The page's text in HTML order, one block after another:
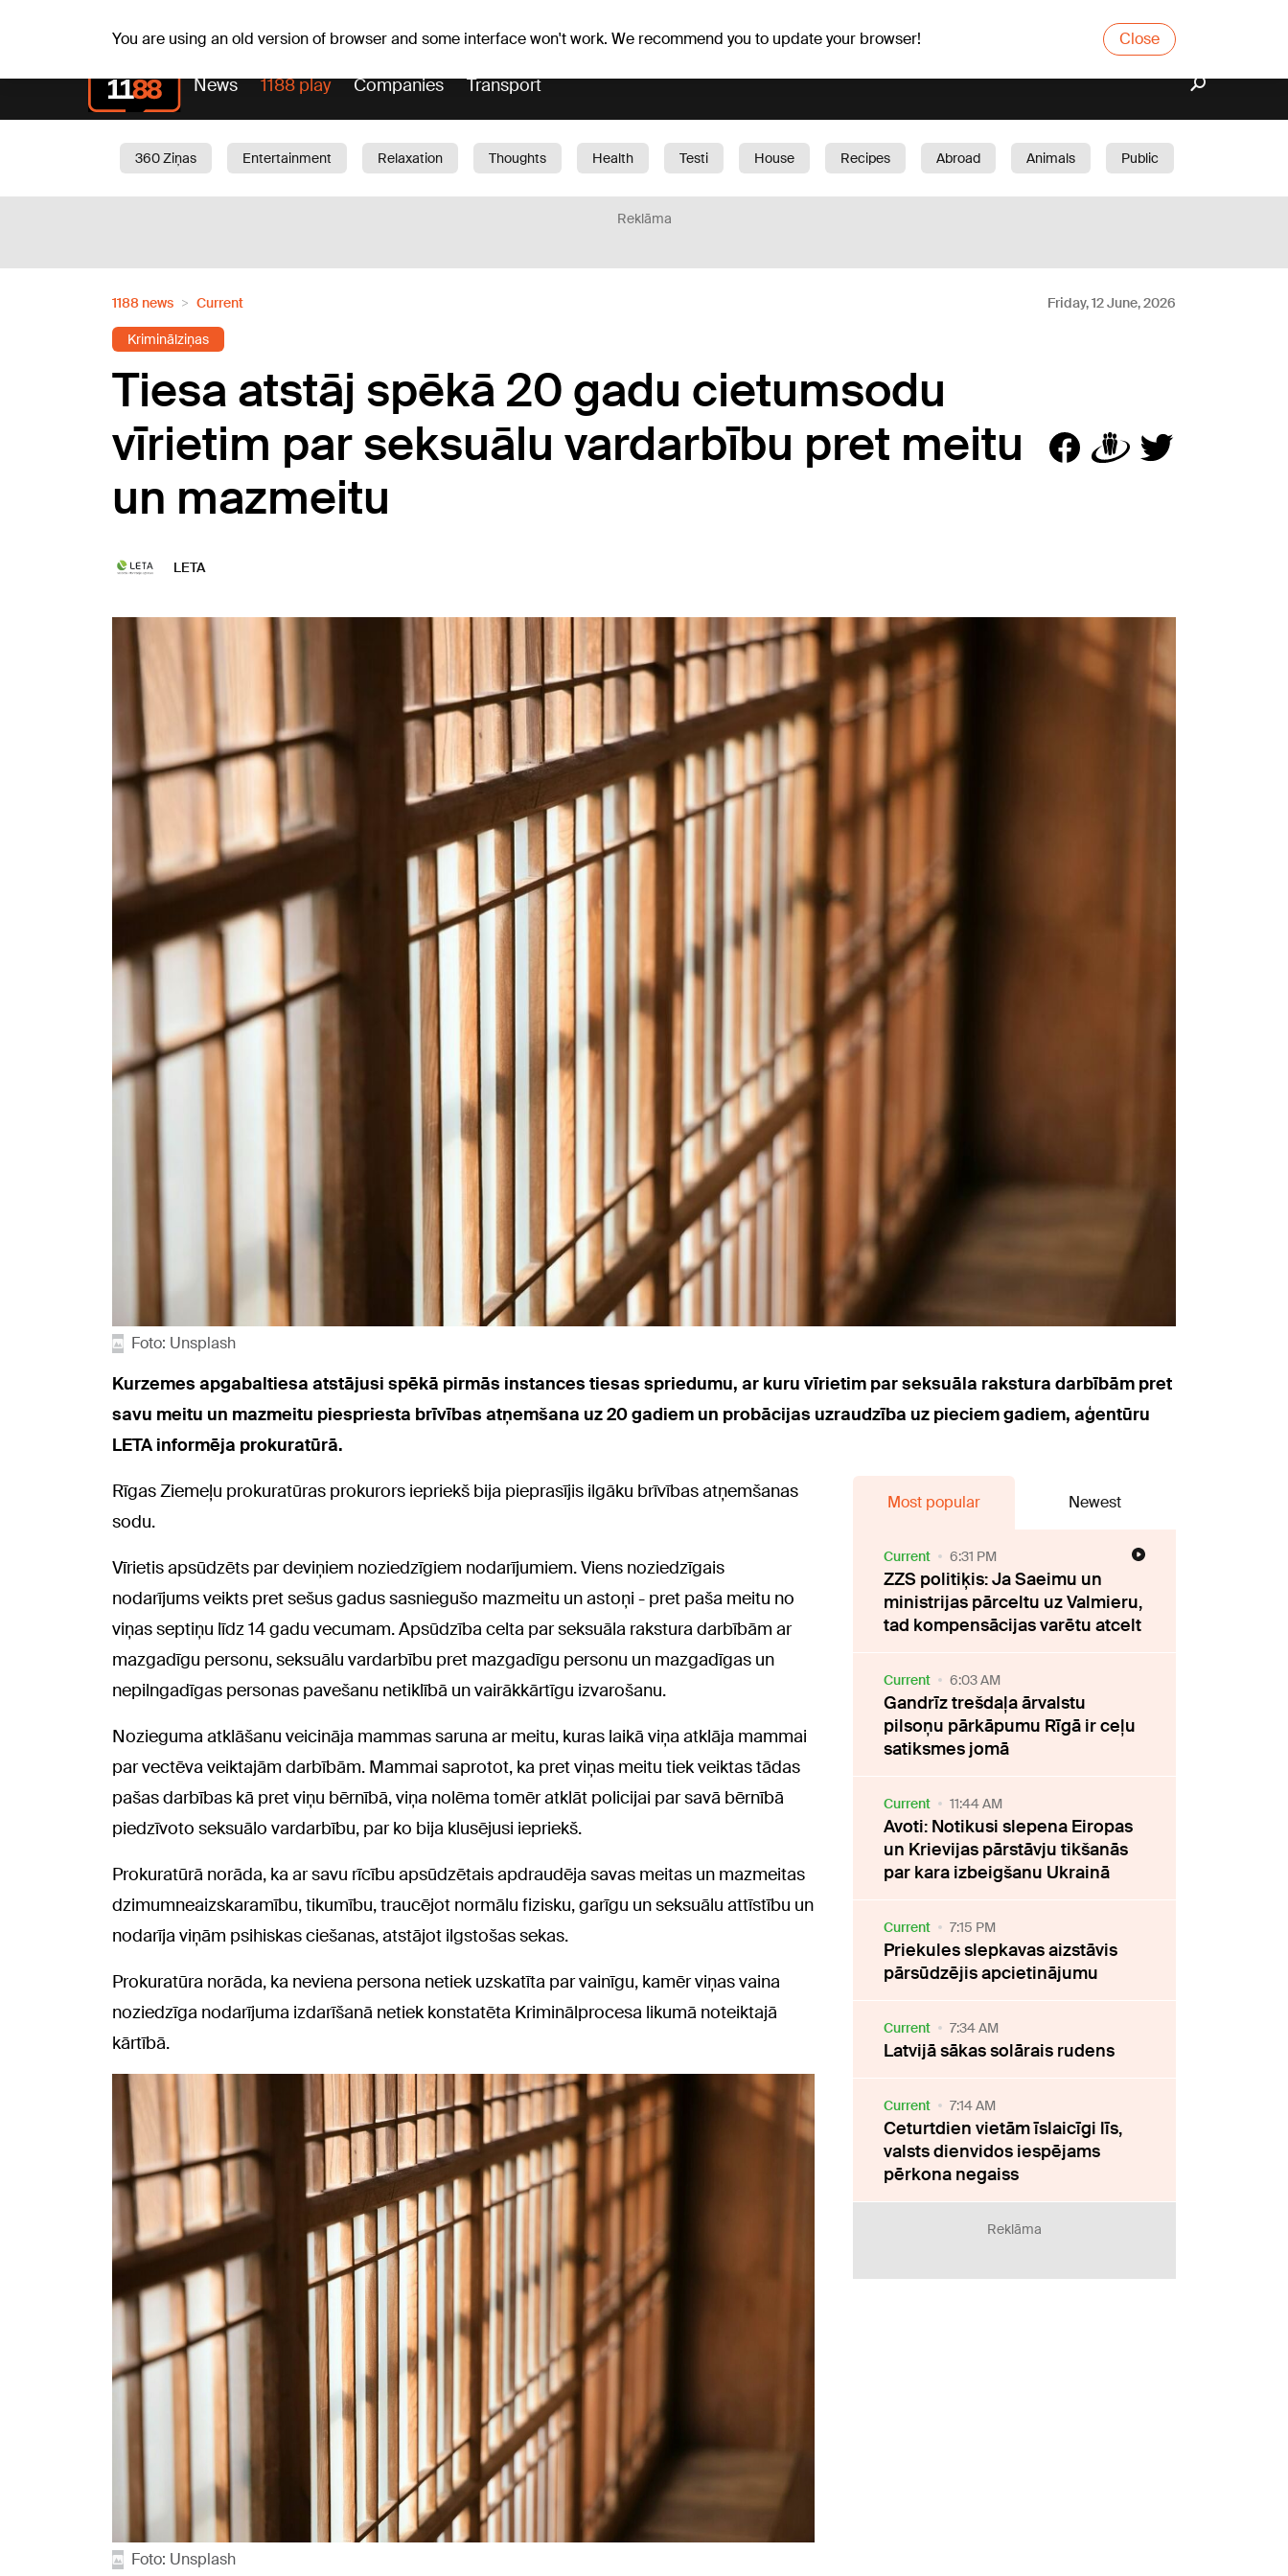
You are using an old version of browser and some interface won't work. We recommend you to update your browser! Close
News 1188 play Companies Transport
360 Ziņas Entertainment Relaxation Thoughts Health Testi House Recipes Abroad Animals
Public
Reklāma
1188 news Current Friday, 12 June, 2026
Kriminālziņas
Tiesa atstāj spēkā 20 gadu cietumsodu
vīrietim par seksuālu vardarbību pret meitu
un mazmeitu
LETA
Foto: Unsplash
Kurzemes apgabaltiesa atstājusi spēkā pirmās instances tiesas spriedumu, ar kuru vīrietim par seksuāla rakstura darbībām pret
savu meitu un mazmeitu piespriesta brīvības atņemšana uz 20 gadiem un probācijas uzraudzība uz pieciem gadiem, aģentūru
LETA informēja prokuratūrā.
Rīgas Ziemeļu prokuratūras prokurors iepriekš bija pieprasījis ilgāku brīvības atņemšanas
sodu.
Vīrietis apsūdzēts par deviņiem noziedzīgiem nodarījumiem. Viens noziedzīgais
nodarījums veikts pret sešus gadus sasniegušo mazmeitu un astoņi - pret paša meitu no
viņas septiņu līdz 14 gadu vecumam. Apsūdzība celta par seksuāla rakstura darbībām ar
mazgadīgu personu, seksuālu vardarbību pret mazgadīgu personu un mazgadīgas un
nepilngadīgas personas pavešanu netiklībā un vairākkārtīgu izvarošanu.
Nozieguma atklāšanu veicināja mammas saruna ar meitu, kuras laikā viņa atklāja mammai
par vectēva veiktajām darbībām. Mammai saprotot, ka pret viņas meitu tiek veiktas tādas
pašas darbības kā pret viņu bērnībā, viņa nolēma tomēr atklāt policijai par savā bērnībā
piedzīvoto seksuālo vardarbību, par ko bija klusējusi iepriekš.
Prokuratūrā norāda, ka ar savu rīcību apsūdzētais apdraudēja savas meitas un mazmeitas
dzimumneaizskaramību, tikumību, traucējot normālu fizisku, garīgu un seksuālu attīstību un
nodarīja viņām psihiskas ciešanas, atstājot ilgstošas sekas.
Prokuratūra norāda, ka neviena persona netiek uzskatīta par vainīgu, kamēr viņas vaina
noziedzīga nodarījuma izdarīšanā netiek konstatēta Kriminālprocesa likumā noteiktajā
kārtībā.
Foto: Unsplash
Most popular Newest
Current 6:31 PM
ZZS politiķis: Ja Saeimu un
ministrijas pārceltu uz Valmieru,
tad kompensācijas varētu atcelt
Current 6:03 AM
Gandrīz trešdaļa ārvalstu
pilsoņu pārkāpumu Rīgā ir ceļu
satiksmes jomā
Current 11:44 AM
Avoti: Notikusi slepena Eiropas
un Krievijas pārstāvju tikšanās
par kara izbeigšanu Ukrainā
Current 7:15 PM
Priekules slepkavas aizstāvis
pārsūdzējis apcietinājumu
Current 7:34 AM
Latvijā sākas solārais rudens
Current 7:14 AM
Ceturtdien vietām īslaicīgi līs,
valsts dienvidos iespējams
pērkona negaiss
Reklāma